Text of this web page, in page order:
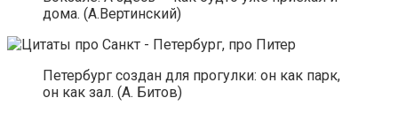
дома. (А.Вертинский)
Петербург создан для прогулки: он как парк,
он как зал. (А. Битов)